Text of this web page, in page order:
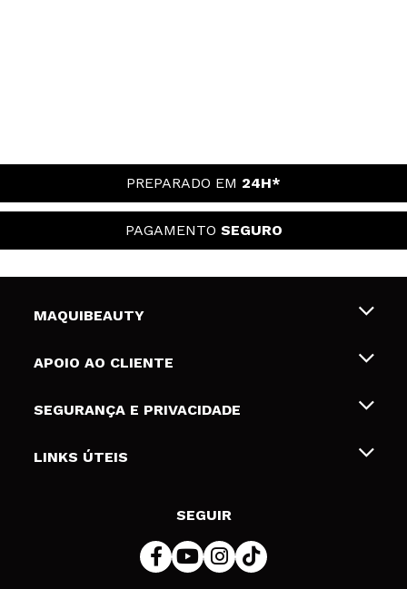
PREPARADO EM 24H*
PAGAMENTO SEGURO
MAQUIBEAUTY
Sobre nós
Gift Cards
APOIO AO CLIENTE
Envios e Devoluções
Formas de pagamento
SEGURANÇA E PRIVACIDADE
Termos e Privacidade
LINKS ÚTEIS
SEGUIR